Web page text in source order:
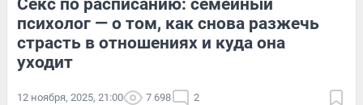
Секс по расписанию: семейный
психолог — о том, как снова разжечь
страсть в отношениях и куда она
уходит
12 ноября, 2025, 21:00 7 698 2